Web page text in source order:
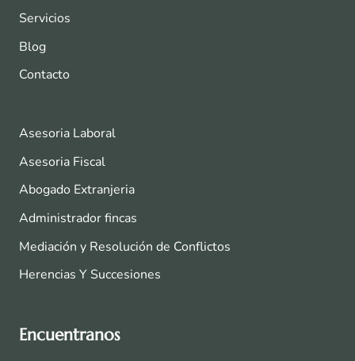
Servicios
Blog
Contacto
Asesoria Laboral
Asesoria Fiscal
Abogado Extranjeria
Administrador fincas
Mediación y Resolución de Conflictos
Herencias Y Succesiones
Encuentranos